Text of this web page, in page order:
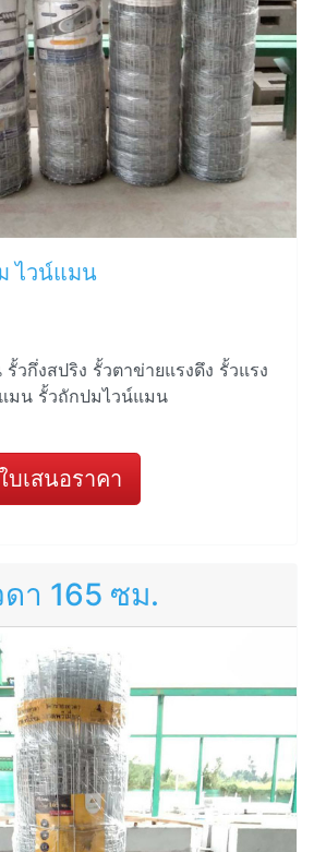
ไวน์แมน
วกึ่งสปริง รั้วตาข่ายแรงดึง รั้วแรง
มน รั้วถักปมไวน์แมน
เสนอราคา
า 165 ซม.